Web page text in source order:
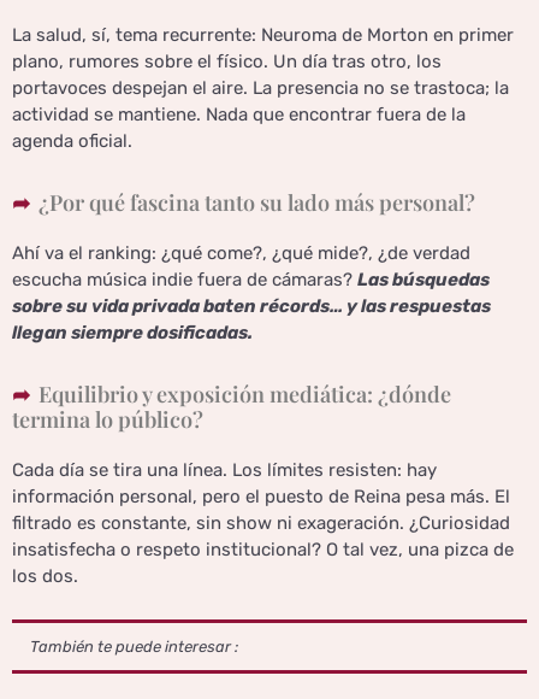
La salud, sí, tema recurrente: Neuroma de Morton en primer
plano, rumores sobre el físico. Un día tras otro, los
portavoces despejan el aire. La presencia no se trastoca; la
actividad se mantiene. Nada que encontrar fuera de la
agenda oficial.
¿Por qué fascina tanto su lado más personal?
Ahí va el ranking: ¿qué come?, ¿qué mide?, ¿de verdad
escucha música indie fuera de cámaras? Las búsquedas
sobre su vida privada baten récords… y las respuestas
llegan siempre dosificadas.
Equilibrio y exposición mediática: ¿dónde
termina lo público?
Cada día se tira una línea. Los límites resisten: hay
información personal, pero el puesto de Reina pesa más. El
filtrado es constante, sin show ni exageración. ¿Curiosidad
insatisfecha o respeto institucional? O tal vez, una pizca de
los dos.
También te puede interesar :